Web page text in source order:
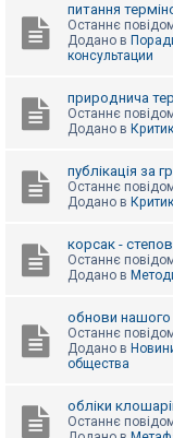
питання
Останнє
Додано в
консультации
природнича
Останнє
Додано в
публікація за
Останнє
Додано в
корсак -
Останнє
Додано в
обнови нашого
Останнє
Додано в
общества
обліки
Останнє